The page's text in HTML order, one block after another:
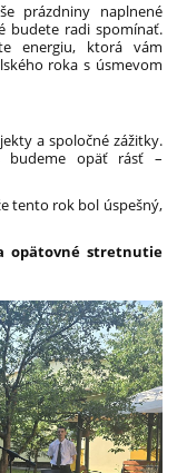
prázdniny naplnené
budete radi spomínať.
energiu, ktorá vám
roka s úsmevom
a spoločné zážitky.
budeme opäť rásť –
tento rok bol úspešný,
opätovné stretnutie